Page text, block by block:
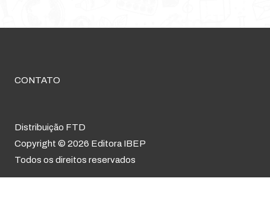
CONTATO
Distribuição FTD
Copyright © 2026 Editora IBEP
Todos os direitos reservados